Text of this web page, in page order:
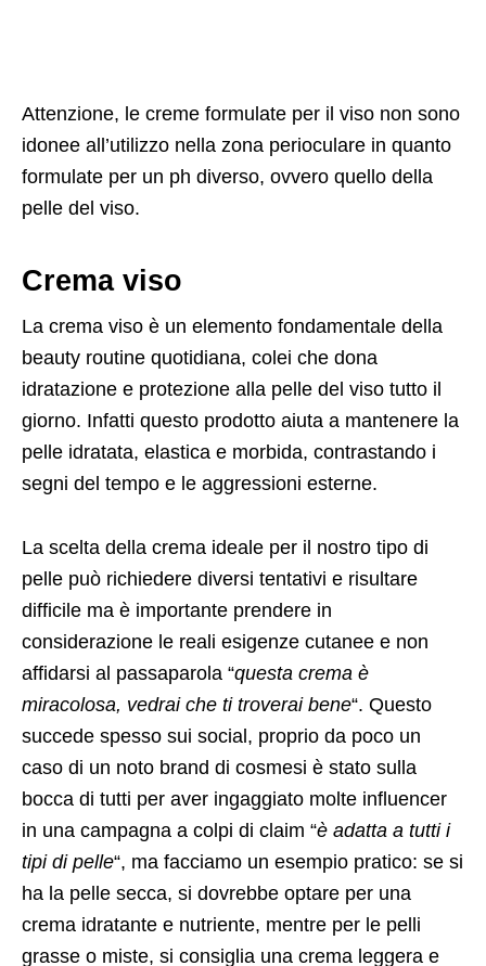
Attenzione, le creme formulate per il viso non sono
idonee all’utilizzo nella zona perioculare in quanto
formulate per un ph diverso, ovvero quello della
pelle del viso.
Crema viso
La crema viso è un elemento fondamentale della
beauty routine quotidiana, colei che dona
idratazione e protezione alla pelle del viso tutto il
giorno. Infatti questo prodotto aiuta a mantenere la
pelle idratata, elastica e morbida, contrastando i
segni del tempo e le aggressioni esterne.
La scelta della crema ideale per il nostro tipo di
pelle può richiedere diversi tentativi e risultare
difficile ma è importante prendere in
considerazione le reali esigenze cutanee e non
affidarsi al passaparola “questa crema è
miracolosa, vedrai che ti troverai bene“. Questo
succede spesso sui social, proprio da poco un
caso di un noto brand di cosmesi è stato sulla
bocca di tutti per aver ingaggiato molte influencer
in una campagna a colpi di claim “è adatta a tutti i
tipi di pelle“, ma facciamo un esempio pratico: se si
ha la pelle secca, si dovrebbe optare per una
crema idratante e nutriente, mentre per le pelli
grasse o miste, si consiglia una crema leggera e